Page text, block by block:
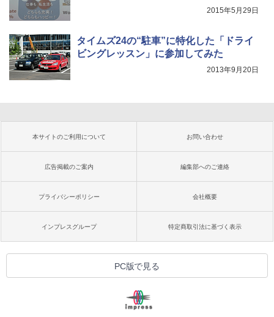
2015年5月29日
タイムズ24の“駐車”に特化した「ドライ
ビングレッスン」に参加してみた
2013年9月20日
本サイトのご利用について お問い合わせ
広告掲載のご案内 編集部へのご連絡
プライバシーポリシー 会社概要
インプレスグループ 特定商取引法に基づく表示
PC版で見る